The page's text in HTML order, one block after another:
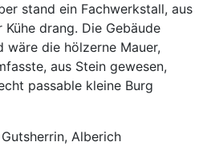
stand ein Fachwerkstall, aus
drang. Die Gebäude
wäre die hölzerne Mauer,
aus Stein gewesen,
passable kleine Burg
Alberich